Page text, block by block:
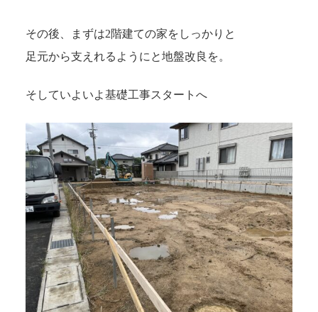
その後、まずは2階建ての家をしっかりと
足元から支えれるようにと地盤改良を。
そしていよいよ基礎工事スタートへ